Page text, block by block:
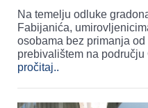
Na temelju odluke
Fabijanića,
osobama bez primanja
prebivalištem na
pročitaj..